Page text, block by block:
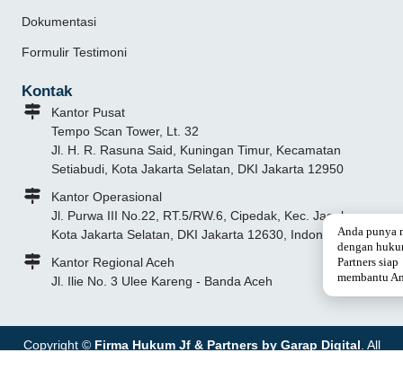
Dokumentasi
Formulir Testimoni
Kontak
Kantor Pusat
Tempo Scan Tower, Lt. 32
Jl. H. R. Rasuna Said, Kuningan Timur, Kecamatan
Setiabudi, Kota Jakarta Selatan, DKI Jakarta 12950
Kantor Operasional
Jl. Purwa III No.22, RT.5/RW.6, Cipedak, Kec. Jagakarsa,
Kota Jakarta Selatan, DKI Jakarta 12630, Indonesia
Kantor Regional Aceh
Jl. Ilie No. 3 Ulee Kareng - Banda Aceh
Copyright © Firma Hukum Jf & Partners by Garap Digital . All
Anda punya
dengan
Partners siap
membantu